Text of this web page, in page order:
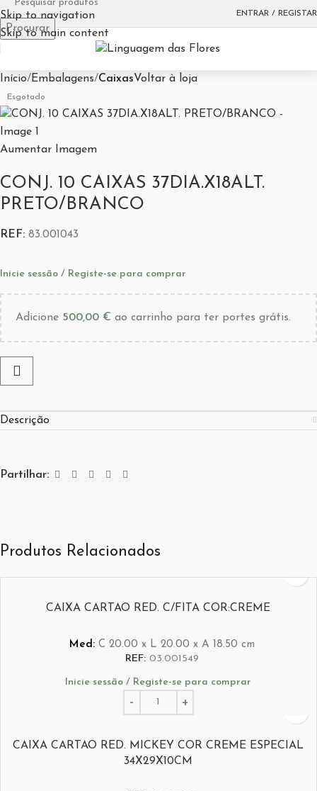
Skip to navigation
Skip to main content
Procurar
ENTRAR / REGISTAR
Início Embalagens CaixasVoltar à loja
Esgotado
Aumentar Imagem
CONJ. 10 CAIXAS 37DIA.X18ALT.
PRETO/BRANCO
REF: 83.001043
Inicie sessão / Registe-se para comprar
Adicione 500,00 € ao carrinho para ter portes grátis.
Descrição
Partilhar:
Produtos Relacionados
CAIXA CARTAO RED. C/FITA COR:CREME
Med: C 20.00 x L 20.00 x A 18.50 cm
REF: 03.001549
Inicie sessão / Registe-se para comprar
CAIXA CARTAO RED. MICKEY COR CREME ESPECIAL
34X29X10CM